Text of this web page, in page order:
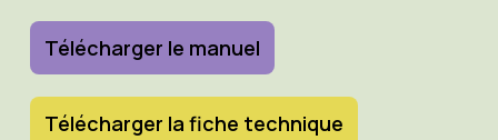
Télécharger le manuel
Télécharger la fiche technique